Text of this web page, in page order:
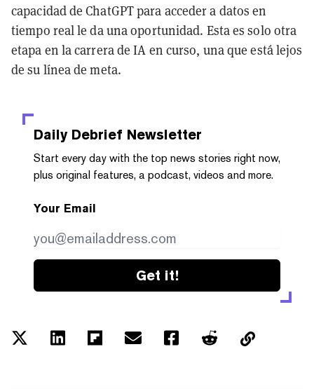
capacidad de ChatGPT para acceder a datos en
tiempo real le da una oportunidad. Esta es solo otra
etapa en la carrera de IA en curso, una que está lejos
de su línea de meta.
Daily Debrief Newsletter
Start every day with the top news stories right now,
plus original features, a podcast, videos and more.
Your Email
Get it!